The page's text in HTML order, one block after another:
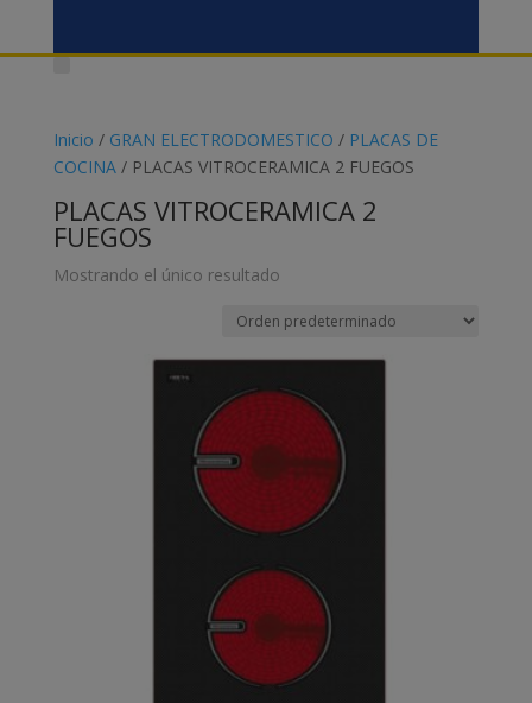
Inicio / GRAN ELECTRODOMESTICO / PLACAS DE
COCINA/ PLACAS VITROCERAMICA 2 FUEGOS
PLACAS VITROCERAMICA 2
FUEGOS
Mostrando el único resultado